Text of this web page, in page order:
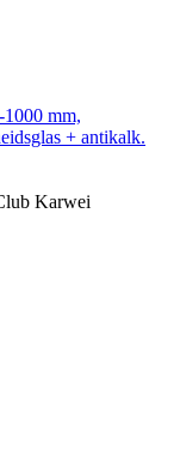
mm,
+ antikalk.
Karwei